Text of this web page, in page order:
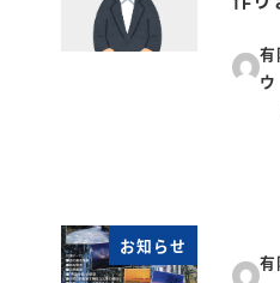
有
ウ
お知らせ
有